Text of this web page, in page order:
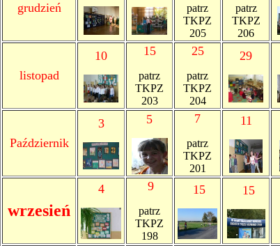
grudzień
patrz
TKPZ
205
patrz
TKPZ
206
listopad
10 15
patrz
TKPZ
203
25
patrz
TKPZ
204
29
Październik
3 5 7
patrz
TKPZ
201
11
wrzesień
4 9
patrz
TKPZ
198
15 15